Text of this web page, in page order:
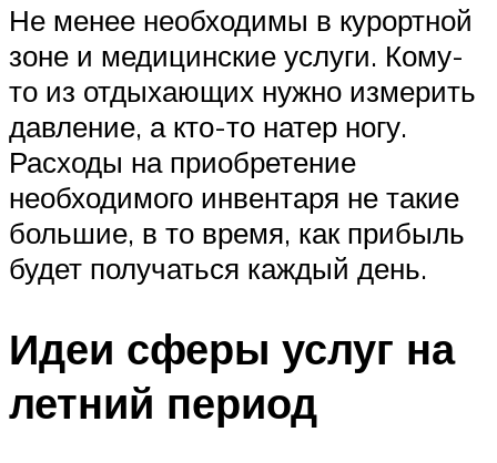
Не менее необходимы в курортной
зоне и медицинские услуги. Кому-
то из отдыхающих нужно измерить
давление, а кто-то натер ногу.
Расходы на приобретение
необходимого инвентаря не такие
большие, в то время, как прибыль
будет получаться каждый день.
Идеи сферы услуг на
летний период